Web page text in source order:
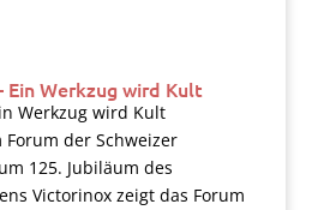
Ein Werkzug wird Kult
Werkzug wird Kult
der Schweizer
125. Jubiläum des
Victorinox zeigt das Forum